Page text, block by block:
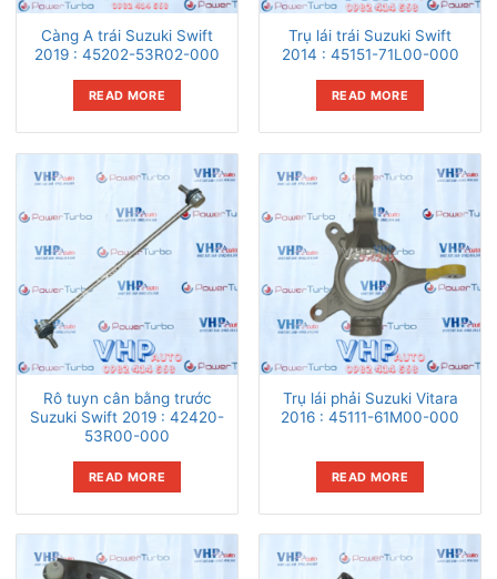
Càng A trái Suzuki Swift
2019 : 45202-53R02-000
READ MORE
Trụ lái trái Suzuki Swift
2014 : 45151-71L00-000
READ MORE
Rô tuyn cân bằng trước
Suzuki Swift 2019 : 42420-
53R00-000
READ MORE
Trụ lái phải Suzuki Vitara
2016 : 45111-61M00-000
READ MORE